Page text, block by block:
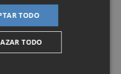
desde la UE se
del pasajero, el
que todos
defiende frente a
TODO
TODO